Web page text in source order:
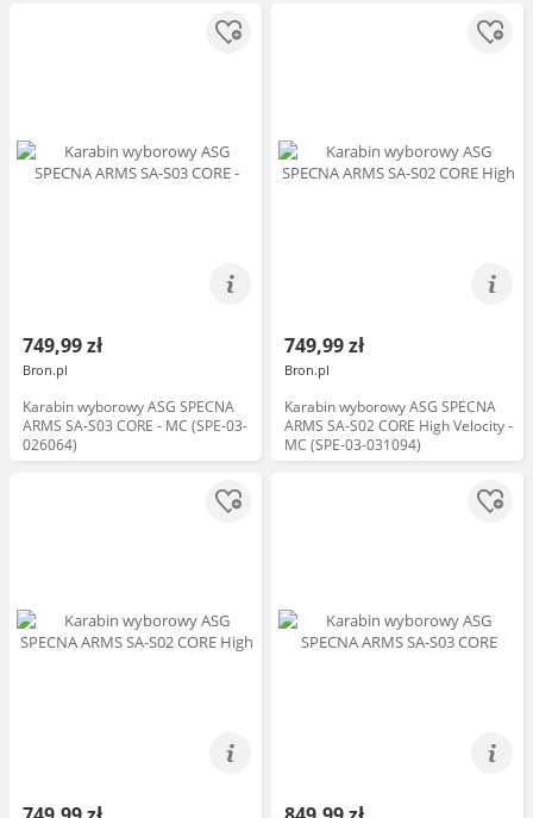
749,99 zł
Bron.pl
Karabin wyborowy ASG SPECNA
ARMS SA-S03 CORE - MC (SPE-03-
026064)
749,99 zł
Bron.pl
Karabin wyborowy ASG SPECNA
ARMS SA-S02 CORE High Velocity -
MC (SPE-03-031094)